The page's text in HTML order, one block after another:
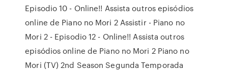
Episodio 10 - Online!! Assista outros episódios
online de Piano no Mori 2 Assistir - Piano no
Mori 2 - Episodio 12 - Online!! Assista outros
episódios online de Piano no Mori 2 Piano no
Mori (TV) 2nd Season Segunda Temporada